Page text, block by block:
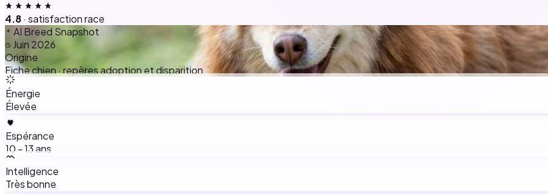
4.8· satisfaction race
AI Breed Snapshot
Juin 2026
Origine
Fiche chien · repères adoption et disparition
Énergie
Élevée
Espérance
10 - 13 ans
Intelligence
Très bonne